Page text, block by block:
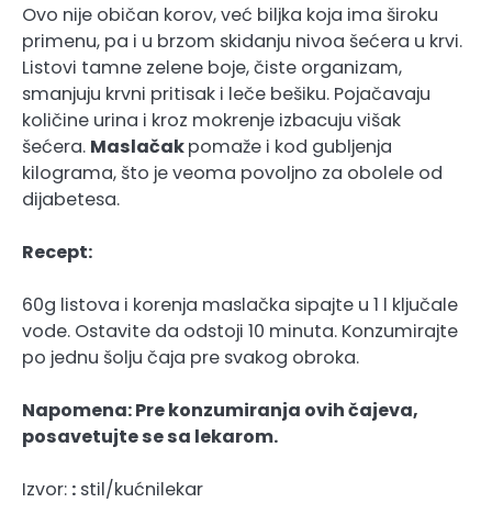
Ovo nije običan korov, već biljka koja ima široku
primenu, pa i u brzom skidanju nivoa šećera u krvi.
Listovi tamne zelene boje, čiste organizam,
smanjuju krvni pritisak i leče bešiku. Pojačavaju
količine urina i kroz mokrenje izbacuju višak
šećera. Maslačakpomaže i kod gubljenja
kilograma, što je veoma povoljno za obolele od
dijabetesa.
Recept:
60g listova i korenja maslačka sipajte u 1 l ključale
vode. Ostavite da odstoji 10 minuta. Konzumirajte
po jednu šolju čaja pre svakog obroka.
Napomena:Pre konzumiranja ovih čajeva,
posavetujte se sa lekarom.
Izvor: : stil/kućnilekar